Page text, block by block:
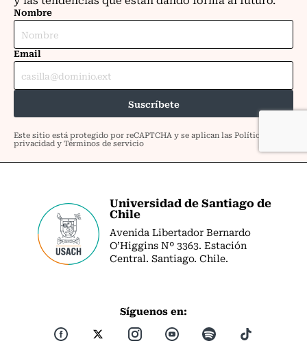
Universidad de Santiago de
Chile
Avenida Libertador Bernardo
O’Higgins Nº 3363. Estación
Central. Santiago. Chile.
Síguenos en: